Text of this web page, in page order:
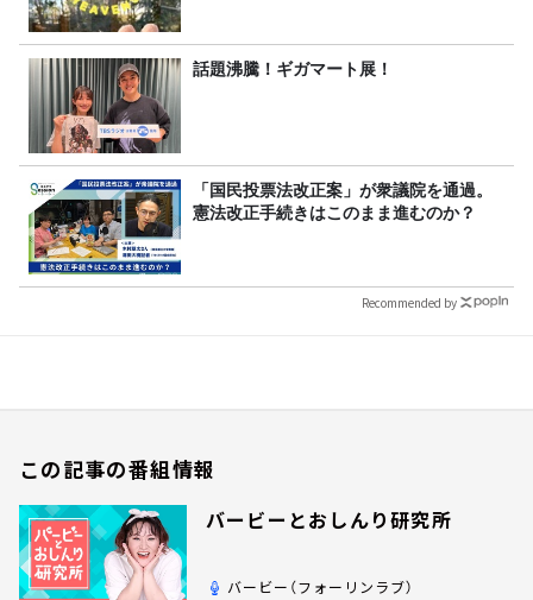
話題沸騰！ギガマート展！
「国民投票法改正案」が衆議院を通過。
憲法改正手続きはこのまま進むのか？
Recommended by
この記事の番組情報
バービーとおしんり研究所
バービー（フォーリンラブ）